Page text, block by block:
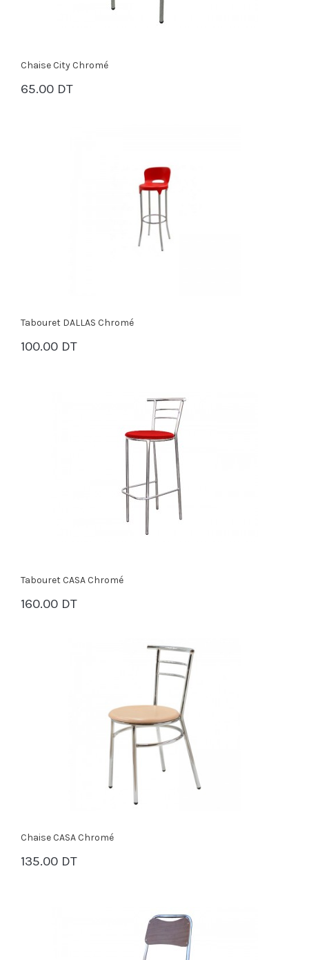
Chaise City Chromé
65.00 DT
PANIER
Tabouret DALLAS Chromé
100.00 DT
PANIER
Tabouret CASA Chromé
160.00 DT
PANIER
Chaise CASA Chromé
135.00 DT
PANIER